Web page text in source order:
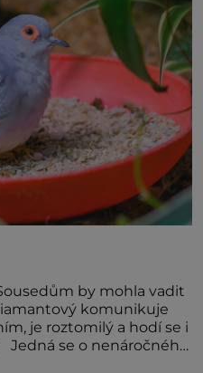
by mohla vadit
komunikuje
je roztomilý a hodí se i
Jedná se o nenáročného